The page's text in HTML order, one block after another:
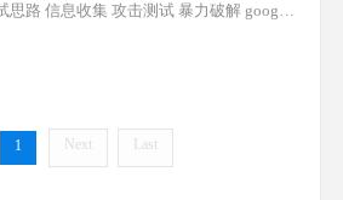
思路 信息收集 攻击测试 暴力破解 google
指定字符串 inurl:login.php intitle 标题中
1 Next Last